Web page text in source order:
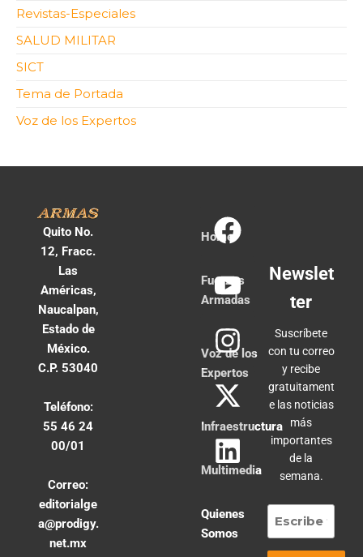
Revistas-Especiales
SALUD MILITAR
SICT
Tema de Portada
Voz de los Expertos
Quito No.
12, Fracc.
Las
Américas,
Naucalpan,
Estado de
México.
C.P. 53040
Teléfono:
55 46 24
00/01
Correo:
editorialge
a@prodigy.
net.mx
Home
Fuerzas
Armadas
Voz de los
Expertos
Infraestructura
Multimedia
Quienes
Somos
Newslet
ter
Suscríbete
con tu correo
y recibe
gratuitament
e las noticias
más
importantes
de la
semana.